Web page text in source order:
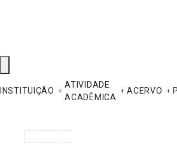
INSTITUIÇÃO
ATIVIDADE
ACADÊMICA
ACERVO